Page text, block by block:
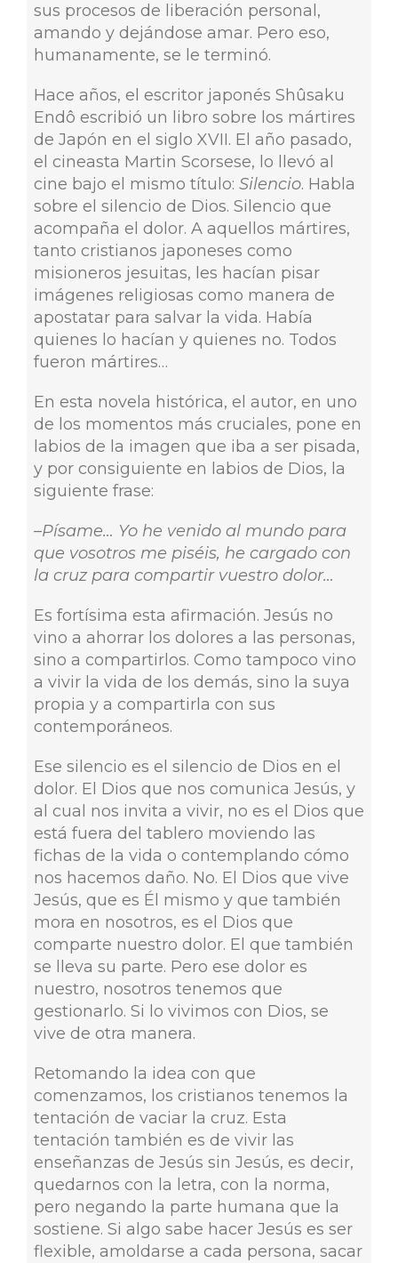
sus procesos de liberación personal,
amando y dejándose amar. Pero eso,
humanamente, se le terminó.
Hace años, el escritor japonés Shûsaku
Endô escribió un libro sobre los mártires
de Japón en el siglo XVII. El año pasado,
el cineasta Martin Scorsese, lo llevó al
cine bajo el mismo título: Silencio. Habla
sobre el silencio de Dios. Silencio que
acompaña el dolor. A aquellos mártires,
tanto cristianos japoneses como
misioneros jesuitas, les hacían pisar
imágenes religiosas como manera de
apostatar para salvar la vida. Había
quienes lo hacían y quienes no. Todos
fueron mártires…
En esta novela histórica, el autor, en uno
de los momentos más cruciales, pone en
labios de la imagen que iba a ser pisada,
y por consiguiente en labios de Dios, la
siguiente frase:
–Písame… Yo he venido al mundo para
que vosotros me piséis, he cargado con
la cruz para compartir vuestro dolor…
Es fortísima esta afirmación. Jesús no
vino a ahorrar los dolores a las personas,
sino a compartirlos. Como tampoco vino
a vivir la vida de los demás, sino la suya
propia y a compartirla con sus
contemporáneos.
Ese silencio es el silencio de Dios en el
dolor. El Dios que nos comunica Jesús, y
al cual nos invita a vivir, no es el Dios que
está fuera del tablero moviendo las
fichas de la vida o contemplando cómo
nos hacemos daño. No. El Dios que vive
Jesús, que es Él mismo y que también
mora en nosotros, es el Dios que
comparte nuestro dolor. El que también
se lleva su parte. Pero ese dolor es
nuestro, nosotros tenemos que
gestionarlo. Si lo vivimos con Dios, se
vive de otra manera.
Retomando la idea con que
comenzamos, los cristianos tenemos la
tentación de vaciar la cruz. Esta
tentación también es de vivir las
enseñanzas de Jesús sin Jesús, es decir,
quedarnos con la letra, con la norma,
pero negando la parte humana que la
sostiene. Si algo sabe hacer Jesús es ser
flexible, amoldarse a cada persona, sacar